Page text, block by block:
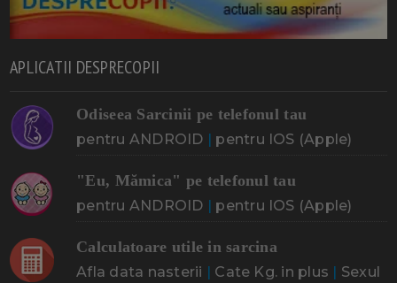
APLICATII DESPRECOPII
Odiseea Sarcinii pe telefonul tau
pentru ANDROID | pentru IOS (Apple)
"Eu, Mămica" pe telefonul tau
pentru ANDROID | pentru IOS (Apple)
Calculatoare utile in sarcina
Afla data nasterii | Cate Kg. in plus | Sexul